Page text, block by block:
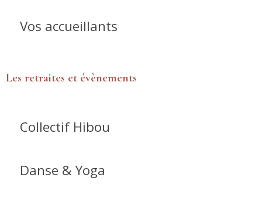
Vos accueillants
Les retraites et évènements
Collectif Hibou
Danse & Yoga